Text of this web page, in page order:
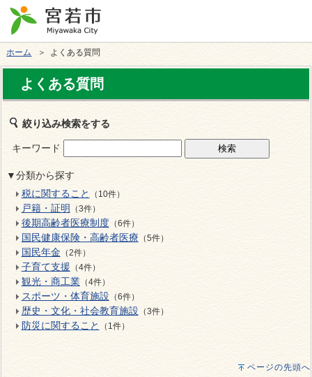
ホーム ＞ よくある質問
よくある質問
絞り込み検索をする
キーワード
▼分類から探す
税に関すること
（10件）
戸籍・証明 （3件）
後期高齢者医療制度（6件）
国民健康保険・高齢者医療 （5件）
国民年金 （2件）
子育て支援 （4件）
観光・商工業（4件）
スポーツ・体育施設 （6件）
歴史・文化・社会教育施設 （3件）
防災に関すること （1件）
ページの先頭へ